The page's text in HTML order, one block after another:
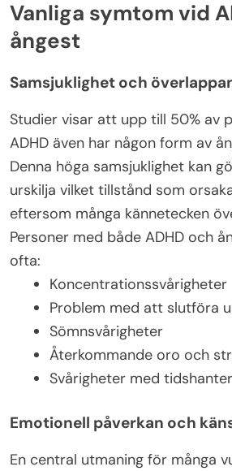
Vanliga symtom vid
ångest
Samsjuklighet och
Studier visar att upp till 50% av
ADHD även har någon form av
Denna höga samsjuklighet kan
urskilja vilket tillstånd som
eftersom många kännetecken
Personer med både ADHD och
ofta:
Koncentrationssvårigheter
Problem med att slutföra
Sömnsvårigheter
Återkommande oro och
Svårigheter med
Emotionell påverkan och
En central utmaning för många